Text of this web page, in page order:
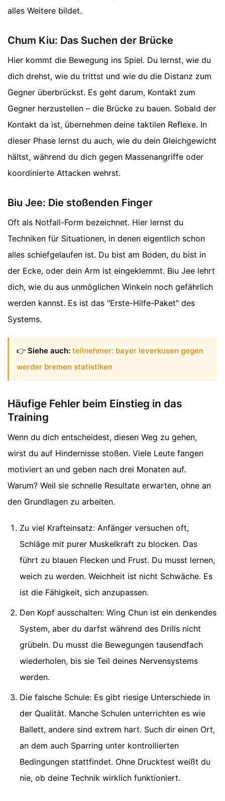
alles Weitere bildet.
Chum Kiu: Das Suchen der Brücke
Hier kommt die Bewegung ins Spiel. Du lernst, wie du
dich drehst, wie du trittst und wie du die Distanz zum
Gegner überbrückst. Es geht darum, Kontakt zum
Gegner herzustellen – die Brücke zu bauen. Sobald der
Kontakt da ist, übernehmen deine taktilen Reflexe. In
dieser Phase lernst du auch, wie du dein Gleichgewicht
hältst, während du dich gegen Massenangriffe oder
koordinierte Attacken wehrst.
Biu Jee: Die stoßenden Finger
Oft als Notfall-Form bezeichnet. Hier lernst du
Techniken für Situationen, in denen eigentlich schon
alles schiefgelaufen ist. Du bist am Boden, du bist in
der Ecke, oder dein Arm ist eingeklemmt. Biu Jee lehrt
dich, wie du aus unmöglichen Winkeln noch gefährlich
werden kannst. Es ist das "Erste-Hilfe-Paket" des
Systems.
👉 Siehe auch: teilnehmer: bayer leverkusen gegen
werder bremen statistiken
Häufige Fehler beim Einstieg in das
Training
Wenn du dich entscheidest, diesen Weg zu gehen,
wirst du auf Hindernisse stoßen. Viele Leute fangen
motiviert an und geben nach drei Monaten auf.
Warum? Weil sie schnelle Resultate erwarten, ohne an
den Grundlagen zu arbeiten.
Zu viel Krafteinsatz: Anfänger versuchen oft,
Schläge mit purer Muskelkraft zu blocken. Das
führt zu blauen Flecken und Frust. Du musst lernen,
weich zu werden. Weichheit ist nicht Schwäche. Es
ist die Fähigkeit, sich anzupassen.
Den Kopf ausschalten: Wing Chun ist ein denkendes
System, aber du darfst während des Drills nicht
grübeln. Du musst die Bewegungen tausendfach
wiederholen, bis sie Teil deines Nervensystems
werden.
Die falsche Schule: Es gibt riesige Unterschiede in
der Qualität. Manche Schulen unterrichten es wie
Ballett, andere sind extrem hart. Such dir einen Ort,
an dem auch Sparring unter kontrollierten
Bedingungen stattfindet. Ohne Drucktest weißt du
nie, ob deine Technik wirklich funktioniert.